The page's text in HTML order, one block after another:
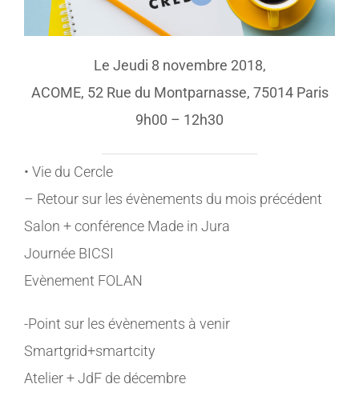
Le Jeudi ­8 novembre 2018,
ACOME, 52 Rue du Montparnasse, 75014 Paris
9h00 – 12h30
• Vie du Cercle
– Retour sur les évènements du mois précédent
Salon + conférence Made in Jura
Journée BICSI
Evènement FOLAN
-Point sur les évènements à venir
Smartgrid+smartcity
Atelier + JdF de décembre